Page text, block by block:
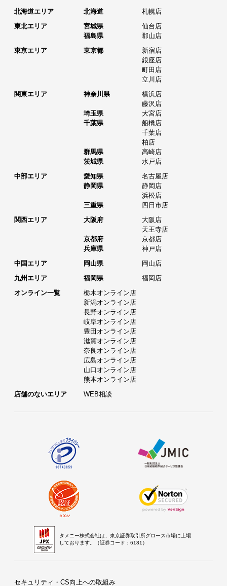
北海道エリア 北海道
札幌店
東北エリア
宮城県
仙台店
福島県
郡山店
東京エリア
東京都
新宿店
銀座店
町田店
立川店
関東エリア
神奈川県
横浜店
藤沢店
埼玉県
大宮店
千葉県
船橋店
千葉店
柏店
群馬県
高崎店
茨城県
水戸店
中部エリア
愛知県
名古屋店
静岡県
静岡店
浜松店
三重県
四日市店
関西エリア
大阪府
大阪店
天王寺店
京都府
京都店
兵庫県
神戸店
中国エリア
岡山県
岡山店
九州エリア
福岡県
福岡店
オンライン一覧
栃木オンライン店
新潟オンライン店
長野オンライン店
岐阜オンライン店
豊田オンライン店
滋賀オンライン店
奈良オンライン店
広島オンライン店
山口オンライン店
熊本オンライン店
店舗のないエリア
WEB相談
タメニー株式会社は、東京証券取引所グロース市場に上場
しております。（証券コード：6181）
セキュリティ・CS向上への取組み